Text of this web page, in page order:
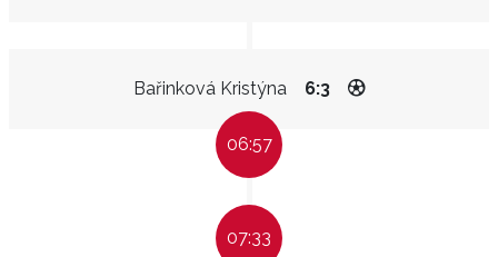
Bařinková Kristýna 6:3
06:57
07:33